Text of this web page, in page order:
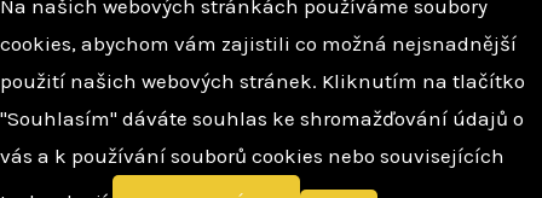
Na našich webových stránkách používáme soubory
cookies, abychom vám zajistili co možná nejsnadnější
použití našich webových stránek. Kliknutím na tlačítko
"Souhlasím" dáváte souhlas ke shromažďování údajů o
vás a k používání souborů cookies nebo souvisejících